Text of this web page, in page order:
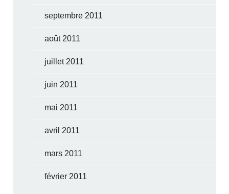
septembre 2011
août 2011
juillet 2011
juin 2011
mai 2011
avril 2011
mars 2011
février 2011